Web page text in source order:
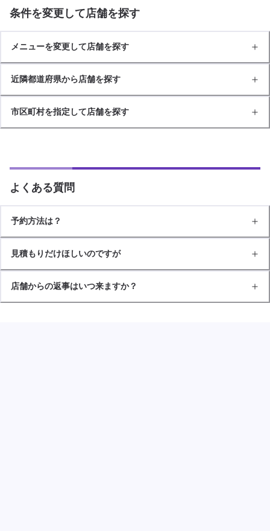
条件を変更して店舗を探す
メニューを変更して店舗を探す
近隣都道府県から店舗を探す
市区町村を指定して店舗を探す
よくある質問
予約方法は？
見積もりだけほしいのですが
店舗からの返事はいつ来ますか？